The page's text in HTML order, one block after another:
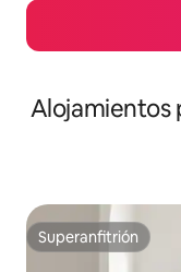
Alojamientos
Superanfitrión
Superanfitrión